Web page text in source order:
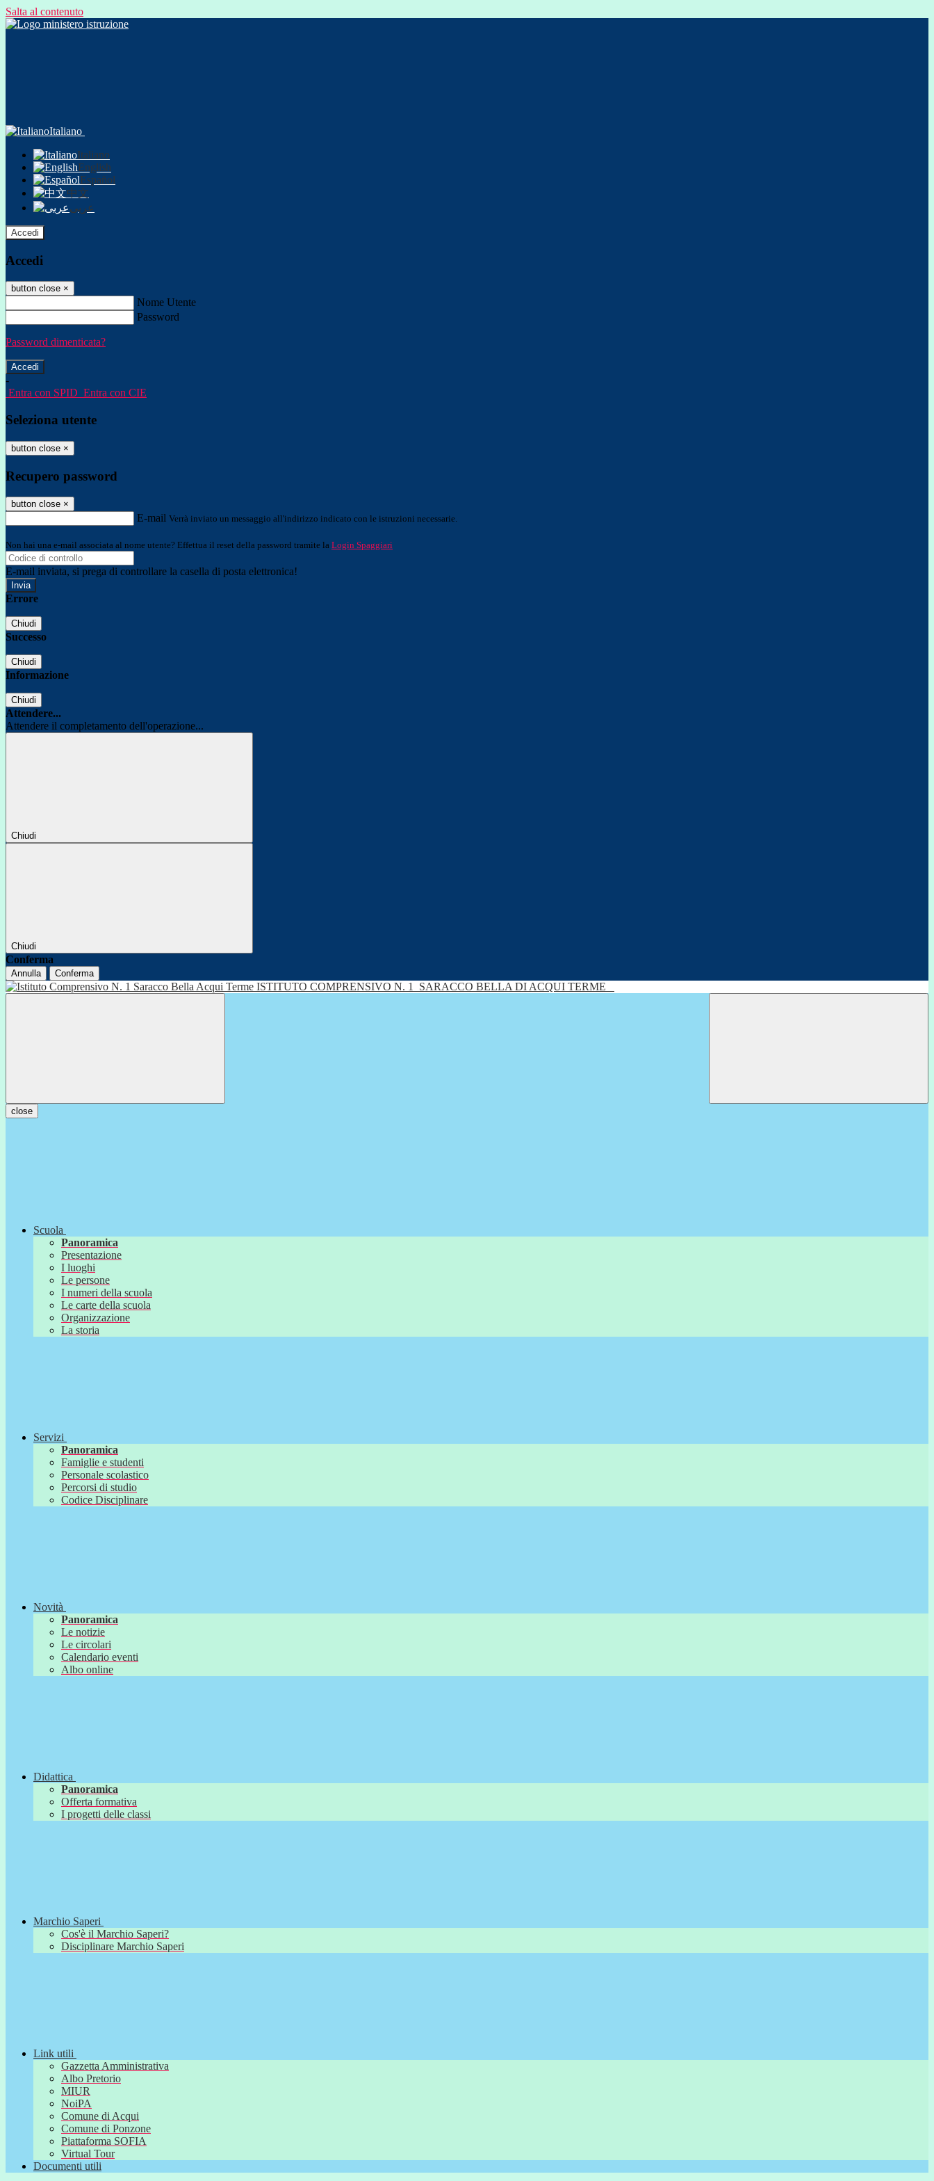
Salta al contenuto
Italiano
Italiano
English
Español
中文
عربى
Accedi
Accedi
button close ×
Nome Utente
Password
Password dimenticata?
-
Entra con SPID Entra con CIE
Seleziona utente
button close ×
Recupero password
button close ×
E-mail Verrà inviato un messaggio all'indirizzo indicato con le istruzioni necessarie.
Non hai una e-mail associata al nome utente? Effettua il reset della password tramite la Login Spaggiari
E-mail inviata, si prega di controllare la casella di posta elettronica!
Errore
Chiudi
Successo
Chiudi
Informazione
Chiudi
Attendere...
Attendere il completamento dell'operazione...
Chiudi
Chiudi
Conferma
Annulla Conferma
ISTITUTO COMPRENSIVO N. 1 SARACCO BELLA DI ACQUI TERME
close
Scuola
Panoramica
Presentazione
I luoghi
Le persone
I numeri della scuola
Le carte della scuola
Organizzazione
La storia
Servizi
Panoramica
Famiglie e studenti
Personale scolastico
Percorsi di studio
Codice Disciplinare
Novità
Panoramica
Le notizie
Le circolari
Calendario eventi
Albo online
Didattica
Panoramica
Offerta formativa
I progetti delle classi
Marchio Saperi
Cos'è il Marchio Saperi?
Disciplinare Marchio Saperi
Link utili
Gazzetta Amministrativa
Albo Pretorio
MIUR
NoiPA
Comune di Acqui
Comune di Ponzone
Piattaforma SOFIA
Virtual Tour
Documenti utili